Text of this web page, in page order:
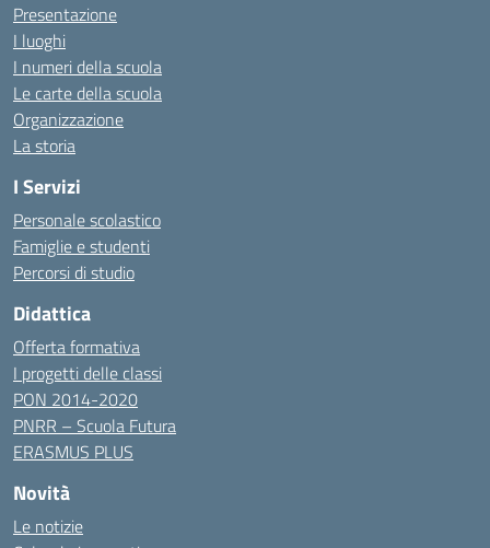
Presentazione
I luoghi
I numeri della scuola
Le carte della scuola
Organizzazione
La storia
I Servizi
Personale scolastico
Famiglie e studenti
Percorsi di studio
Didattica
Offerta formativa
I progetti delle classi
PON 2014-2020
PNRR – Scuola Futura
ERASMUS PLUS
Novità
Le notizie